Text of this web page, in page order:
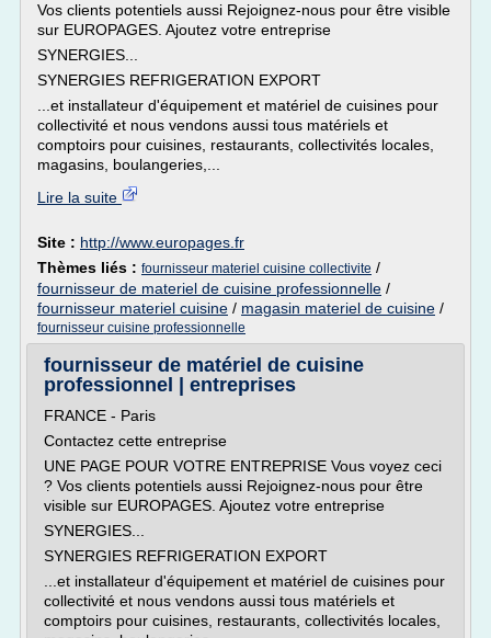
Vos clients potentiels aussi Rejoignez-nous pour être visible
sur EUROPAGES. Ajoutez votre entreprise
SYNERGIES...
SYNERGIES REFRIGERATION EXPORT
...et installateur d'équipement et matériel de cuisines pour
collectivité et nous vendons aussi tous matériels et
comptoirs pour cuisines, restaurants, collectivités locales,
magasins, boulangeries,...
Lire la suite
Site : http://www.europages.fr
Thèmes liés : fournisseur materiel cuisine collectivite /
fournisseur de materiel de cuisine professionnelle /
fournisseur materiel cuisine / magasin materiel de cuisine /
fournisseur cuisine professionnelle
fournisseur de matériel de cuisine
professionnel | entreprises
FRANCE - Paris
Contactez cette entreprise
UNE PAGE POUR VOTRE ENTREPRISE Vous voyez ceci
? Vos clients potentiels aussi Rejoignez-nous pour être
visible sur EUROPAGES. Ajoutez votre entreprise
SYNERGIES...
SYNERGIES REFRIGERATION EXPORT
...et installateur d'équipement et matériel de cuisines pour
collectivité et nous vendons aussi tous matériels et
comptoirs pour cuisines, restaurants, collectivités locales,